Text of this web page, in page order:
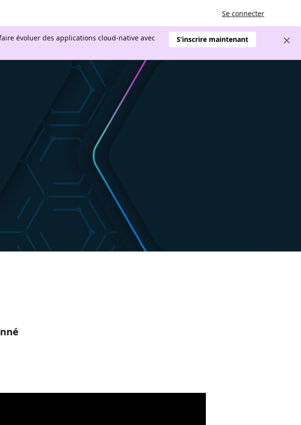
Se connecter
évoluer des applications cloud-native avec
S’inscrire maintenant